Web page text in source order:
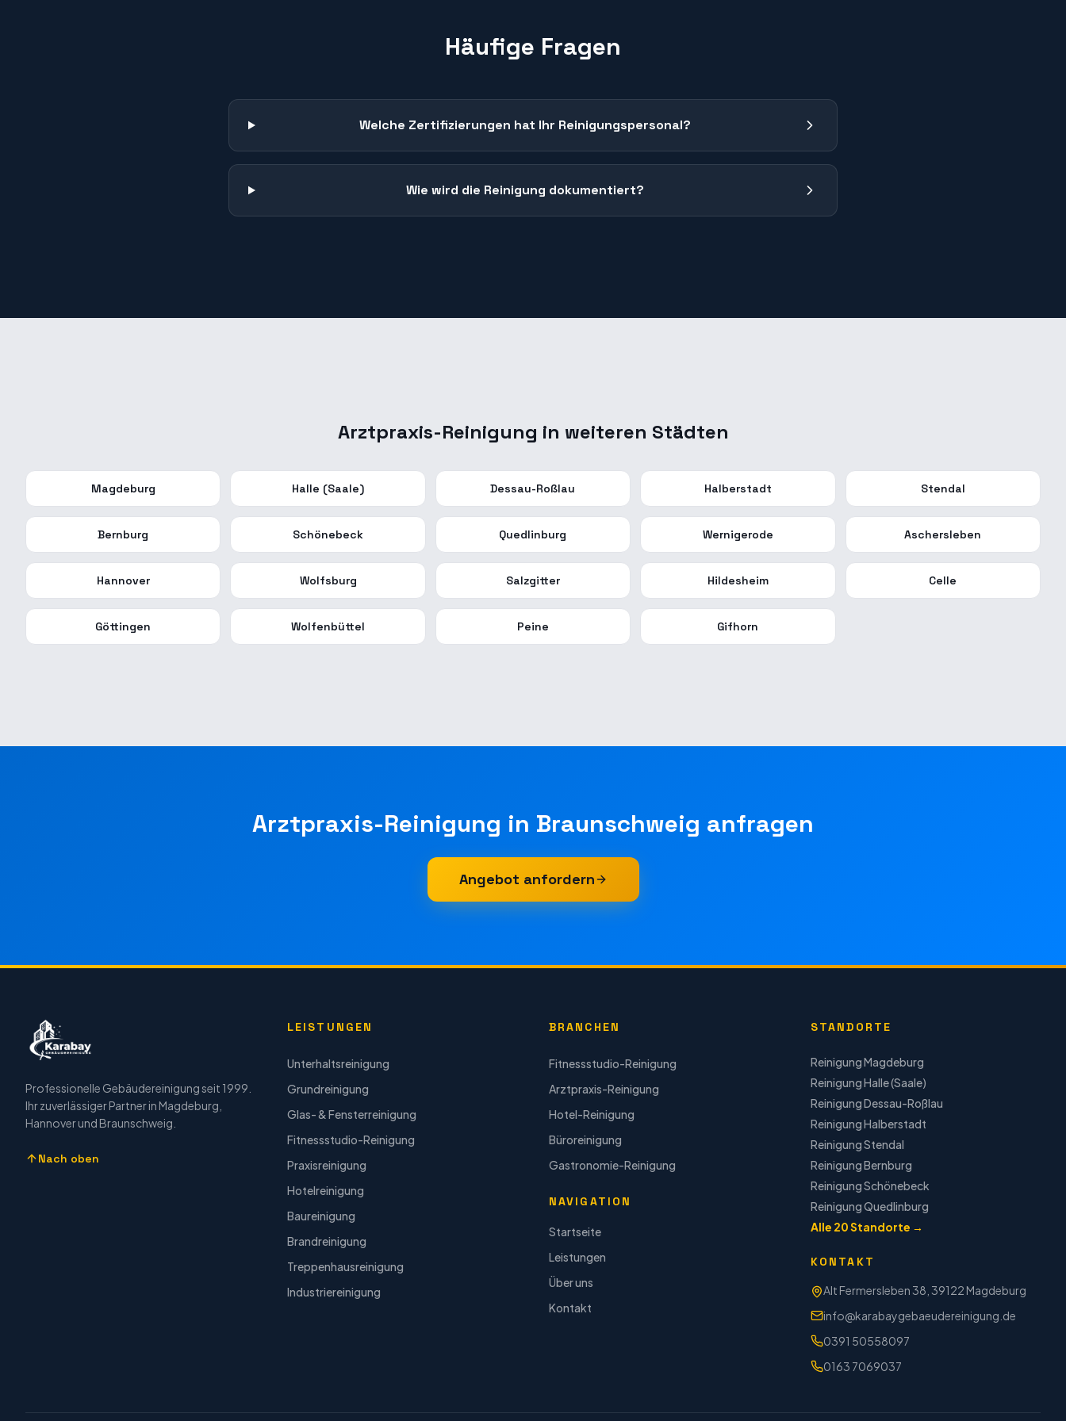
Häufige Fragen
Welche Zertifizierungen hat Ihr Reinigungspersonal?
Wie wird die Reinigung dokumentiert?
Arztpraxis-Reinigung in weiteren Städten
Magdeburg Halle (Saale) Dessau-Roßlau Halberstadt Stendal
Bernburg Schönebeck Quedlinburg Wernigerode Aschersleben
Hannover Wolfsburg Salzgitter Hildesheim Celle
Göttingen Wolfenbüttel Peine Gifhorn
Arztpraxis-Reinigung in Braunschweig anfragen
Angebot anfordern
Professionelle Gebäudereinigung seit 1999.
Ihr zuverlässiger Partner in Magdeburg,
Hannover und Braunschweig.
Nach oben
LEISTUNGEN
Unterhaltsreinigung
Grundreinigung
Glas- & Fensterreinigung
Fitnessstudio-Reinigung
Praxisreinigung
Hotelreinigung
Baureinigung
Brandreinigung
Treppenhausreinigung
Industriereinigung
BRANCHEN
Fitnessstudio-Reinigung
Arztpraxis-Reinigung
Hotel-Reinigung
Büroreinigung
Gastronomie-Reinigung
NAVIGATION
Startseite
Leistungen
Über uns
Kontakt
STANDORTE
ReinigungMagdeburg
ReinigungHalle (Saale)
ReinigungDessau-Roßlau
ReinigungHalberstadt
ReinigungStendal
ReinigungBernburg
ReinigungSchönebeck
ReinigungQuedlinburg
Alle 20Standorte →
KONTAKT
Alt Fermersleben 38, 39122 Magdeburg
info@karabaygebaeudereinigung.de
0391 50558097
0163 7069037